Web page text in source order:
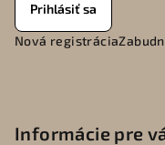
Prihlásiť sa
Nová registrácia
Informácie pre